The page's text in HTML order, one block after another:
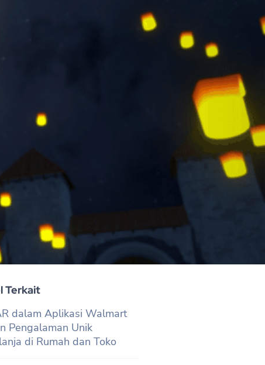
Terkait
dalam Aplikasi Walmart
Pengalaman Unik
di Rumah dan Toko